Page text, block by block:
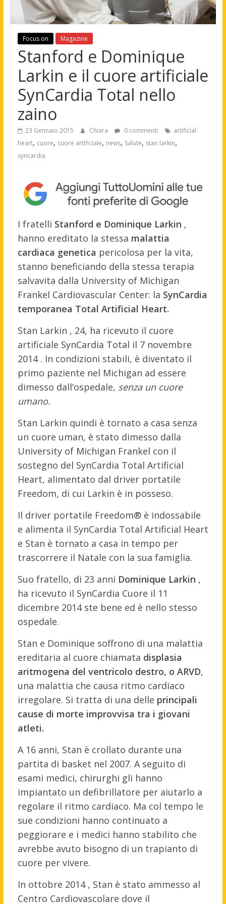
Focus on Magazine
Stanford e Dominique
Larkin e il cuore artificiale
SynCardia Total nello
zaino
23 Gennaio 2015 Chiara 0 commenti
artificial
heart, cuore, cuore artificiale, news, Salute, stan larkin,
syncardia
I fratelli Stanford e Dominique Larkin ,
hanno ereditato la stessa malattia
cardiaca genetica pericolosa per la vita,
stanno beneficiando della stessa terapia
salvavita dalla University of Michigan
Frankel Cardiovascular Center: la SynCardia
temporanea Total Artificial Heart.
Stan Larkin , 24, ha ricevuto il cuore
artificiale SynCardia Total il 7 novembre
2014 . In condizioni stabili, è diventato il
primo paziente nel Michigan ad essere
dimesso dall’ospedale, senza un cuore
umano.
Stan Larkin quindi è tornato a casa senza
un cuore uman, è stato dimesso dalla
University of Michigan Frankel con il
sostegno del SynCardia Total Artificial
Heart, alimentato dal driver portatile
Freedom, di cui Larkin è in posseso.
Il driver portatile Freedom® è indossabile
e alimenta il SynCardia Total Artificial Heart
e Stan è tornato a casa in tempo per
trascorrere il Natale con la sua famiglia.
Suo fratello, di 23 anni Dominique Larkin ,
ha ricevuto il SynCardia Cuore il 11
dicembre 2014 ste bene ed è nello stesso
ospedale.
Stan e Dominique soffrono di una malattia
ereditaria al cuore chiamata displasia
aritmogena del ventricolo destro, o ARVD,
una malattia che causa ritmo cardiaco
irregolare. Si tratta di una delle principali
cause di morte improvvisa tra i giovani
atleti.
A 16 anni, Stan è crollato durante una
partita di basket nel 2007. A seguito di
esami medici, chirurghi gli hanno
impiantato un defibrillatore per aiutarlo a
regolare il ritmo cardiaco. Ma col tempo le
sue condizioni hanno continuato a
peggiorare e i medici hanno stabilito che
avrebbe avuto bisogno di un trapianto di
cuore per vivere.
In ottobre 2014 , Stan è stato ammesso al
Centro Cardiovascolare dove il